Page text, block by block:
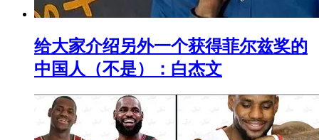
给大家介绍另外一个获得菲尔兹奖的
中国人（不是）：白杰文